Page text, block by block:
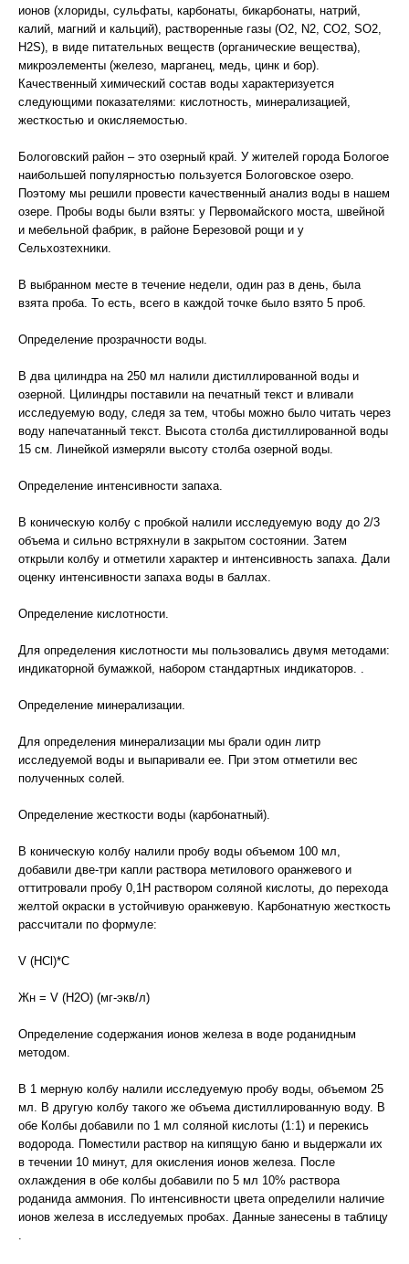
ионов (хлориды, сульфаты, карбонаты, бикарбонаты, натрий,
калий, магний и кальций), растворенные газы (O2, N2, CO2, SO2,
H2S), в виде питательных веществ (органические вещества),
микроэлементы (железо, марганец, медь, цинк и бор).
Качественный химический состав воды характеризуется
следующими показателями: кислотность, минерализацией,
жесткостью и окисляемостью.
Бологовский район – это озерный край. У жителей города Бологое
наибольшей популярностью пользуется Бологовское озеро.
Поэтому мы решили провести качественный анализ воды в нашем
озере. Пробы воды были взяты: у Первомайского моста, швейной
и мебельной фабрик, в районе Березовой рощи и у
Сельхозтехники.
В выбранном месте в течение недели, один раз в день, была
взята проба. То есть, всего в каждой точке было взято 5 проб.
Определение прозрачности воды.
В два цилиндра на 250 мл налили дистиллированной воды и
озерной. Цилиндры поставили на печатный текст и вливали
исследуемую воду, следя за тем, чтобы можно было читать через
воду напечатанный текст. Высота столба дистиллированной воды
15 см. Линейкой измеряли высоту столба озерной воды.
Определение интенсивности запаха.
В коническую колбу с пробкой налили исследуемую воду до 2/3
объема и сильно встряхнули в закрытом состоянии. Затем
открыли колбу и отметили характер и интенсивность запаха. Дали
оценку интенсивности запаха воды в баллах.
Определение кислотности.
Для определения кислотности мы пользовались двумя методами:
индикаторной бумажкой, набором стандартных индикаторов. .
Определение минерализации.
Для определения минерализации мы брали один литр
исследуемой воды и выпаривали ее. При этом отметили вес
полученных солей.
Определение жесткости воды (карбонатный).
В коническую колбу налили пробу воды объемом 100 мл,
добавили две-три капли раствора метилового оранжевого и
оттитровали пробу 0,1Н раствором соляной кислоты, до перехода
желтой окраски в устойчивую оранжевую. Карбонатную жесткость
рассчитали по формуле:
V (HCl)*C
Жн = V (H2O) (мг-экв/л)
Определение содержания ионов железа в воде роданидным
методом.
В 1 мерную колбу налили исследуемую пробу воды, объемом 25
мл. В другую колбу такого же объема дистиллированную воду. В
обе Колбы добавили по 1 мл соляной кислоты (1:1) и перекись
водорода. Поместили раствор на кипящую баню и выдержали их
в течении 10 минут, для окисления ионов железа. После
охлаждения в обе колбы добавили по 5 мл 10% раствора
роданида аммония. По интенсивности цвета определили наличие
ионов железа в исследуемых пробах. Данные занесены в таблицу
.